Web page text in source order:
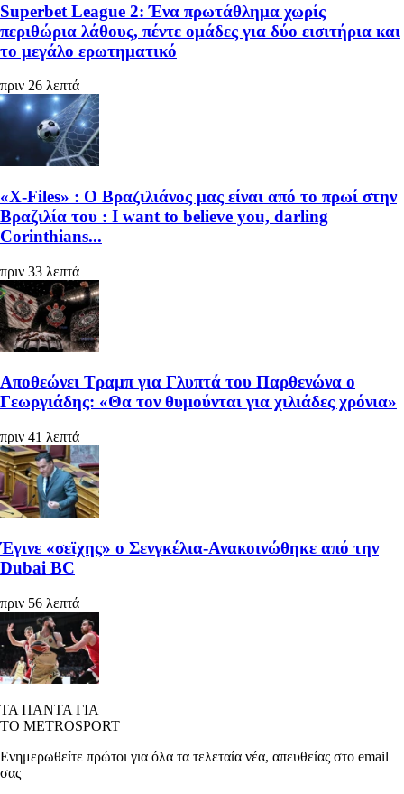
Superbet League 2: Ένα πρωτάθλημα χωρίς
περιθώρια λάθους, πέντε ομάδες για δύο εισιτήρια και
το μεγάλο ερωτηματικό
πριν 26 λεπτά
«X-Files» : Ο Βραζιλιάνος μας είναι από το πρωί στην
Βραζιλία του : I want to believe you, darling
Corinthians...
πριν 33 λεπτά
Αποθεώνει Τραμπ για Γλυπτά του Παρθενώνα ο
Γεωργιάδης: «Θα τον θυμούνται για χιλιάδες χρόνια»
πριν 41 λεπτά
Έγινε «σεϊχης» ο Σενγκέλια-Ανακοινώθηκε από την
Dubai BC
πριν 56 λεπτά
ΤΑ ΠΑΝΤΑ ΓΙΑ
ΤΟ METROSPORT
Ενημερωθείτε πρώτοι για όλα τα τελεταία νέα, απευθείας στο email
σας